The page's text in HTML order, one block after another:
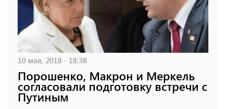
10 мая, 2018 - 18:38
Порошенко, Макрон и Меркель
согласовали подготовку встречи с
Путиным